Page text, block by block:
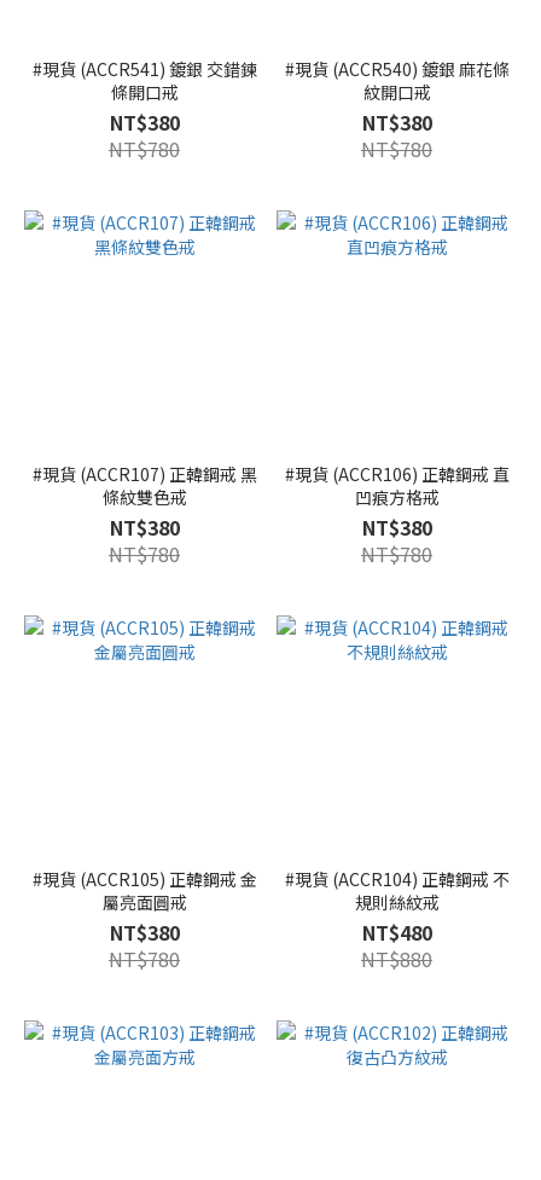
#現貨 (ACCR541) 鍍銀 交錯鍊
條開口戒
NT$380
NT$780
#現貨 (ACCR540) 鍍銀 麻花條
紋開口戒
NT$380
NT$780
#現貨 (ACCR107) 正韓鋼戒 黑
條紋雙色戒
NT$380
NT$780
#現貨 (ACCR106) 正韓鋼戒 直
凹痕方格戒
NT$380
NT$780
#現貨 (ACCR105) 正韓鋼戒 金
屬亮面圓戒
NT$380
NT$780
#現貨 (ACCR104) 正韓鋼戒 不
規則絲紋戒
NT$480
NT$880